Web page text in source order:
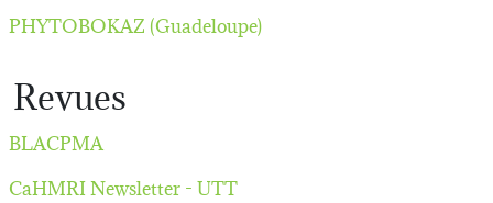
PHYTOBOKAZ (Guadeloupe)
Revues
BLACPMA
CaHMRI Newsletter - UTT